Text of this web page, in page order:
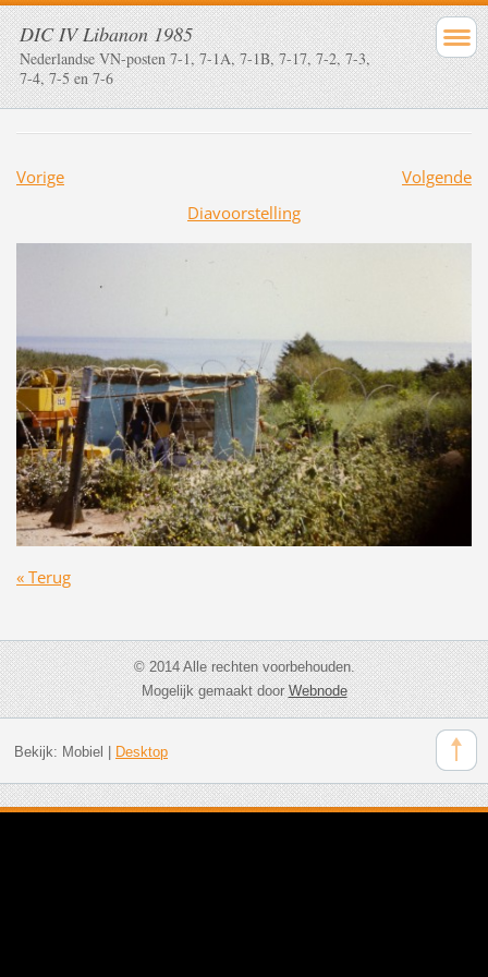
DIC IV Libanon 1985
Nederlandse VN-posten 7-1, 7-1A, 7-1B, 7-17, 7-2, 7-3,
7-4, 7-5 en 7-6
Vorige
Volgende
Diavoorstelling
« Terug
© 2014 Alle rechten voorbehouden.
Mogelijk gemaakt doorWebnode
Bekijk: Mobiel Desktop